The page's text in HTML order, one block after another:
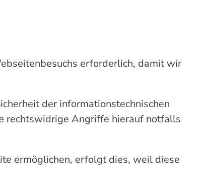
erforderlich, damit wir
der informationstechnischen
rechtswidrige Angriffe hierauf notfalls
ermöglichen, erfolgt dies, weil diese